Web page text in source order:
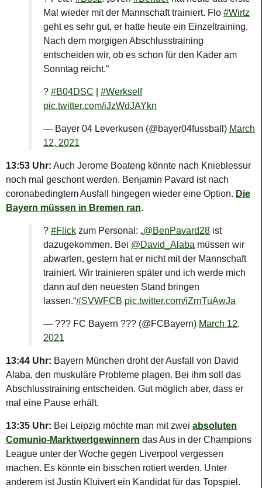
Mal wieder mit der Mannschaft trainiert. Flo #Wirtz
geht es sehr gut, er hatte heute ein Einzeltraining.
Nach dem morgigen Abschlusstraining
entscheiden wir, ob es schon für den Kader am
Sonntag reicht.“
? #B04DSC
#Werkself
pic.twitter.com/iJzWdJAYkn
— Bayer 04 Leverkusen (@bayer04fussball) March
12, 2021
13:53 Uhr: Auch Jerome Boateng könnte nach Knieblessur
noch mal geschont werden. Benjamin Pavard ist nach
coronabedingtem Ausfall hingegen wieder eine Option. Die
Bayern müssen in Bremen ran.
? #Flick zum Personal: „@BenPavard28 ist
dazugekommen. Bei @David_Alaba müssen wir
abwarten, gestern hat er nicht mit der Mannschaft
trainiert. Wir trainieren später und ich werde mich
dann auf den neuesten Stand bringen
lassen.“#SVWFCB pic.twitter.com/iZrnTuAwJa
— ??? FC Bayern ??? (@FCBayern) March 12,
2021
13:44 Uhr: Bayern München droht der Ausfall von David
Alaba, den muskuläre Probleme plagen. Bei ihm soll das
Abschlusstraining entscheiden. Gut möglich aber, dass er
mal eine Pause erhält.
13:35 Uhr: Bei Leipzig möchte man mit zwei absoluten
Comunio-Marktwertgewinnern das Aus in der Champions
League unter der Woche gegen Liverpool vergessen
machen. Es könnte ein bisschen rotiert werden. Unter
anderem ist Justin Kluivert ein Kandidat für das Topspiel.